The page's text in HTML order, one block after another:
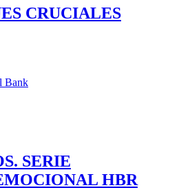
CRUCIALES
SERIE
HBR